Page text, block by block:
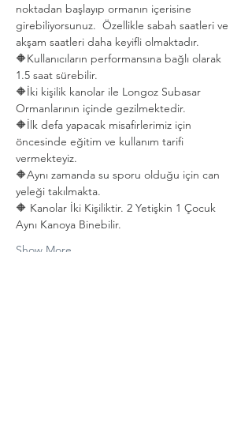
noktadan başlayıp ormanın içerisine
girebiliyorsunuz.  Özellikle sabah saatleri ve
akşam saatleri daha keyifli olmaktadır.
🔶Kullanıcıların performansına bağlı olarak
1.5 saat sürebilir.
🔶İki kişilik kanolar ile Longoz Subasar
Ormanlarının içinde gezilmektedir.
🔶İlk defa yapacak misafirlerimiz için
öncesinde eğitim ve kullanım tarifi
vermekteyiz.
🔶Aynı zamanda su sporu olduğu için can
yeleği takılmakta.
🔶 Kanolar İki Kişiliktir. 2 Yetişkin 1 Çocuk
Aynı Kanoya Binebilir.
Show More